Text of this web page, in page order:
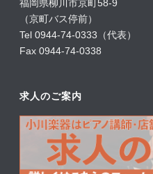
福岡県柳川市京町58-9
（京町バス停前）
Tel 0944-74-0333（代表）
Fax 0944-74-0338
求人のご案内